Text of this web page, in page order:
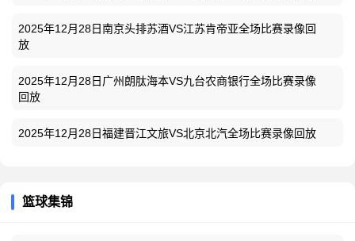
2025年12月28日南京头排苏酒VS江苏肯帝亚全场比赛录像回
放
2025年12月28日广州朗肽海本VS九台农商银行全场比赛录像
回放
2025年12月28日福建晋江文旅VS北京北汽全场比赛录像回放
篮球集锦